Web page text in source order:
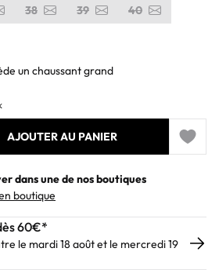
38 39
40
un chaussant grand
AJOUTER AU PANIER
Add to
dans une de nos boutiques
boutique
60€*
le mardi 18 août et le mercredi 19